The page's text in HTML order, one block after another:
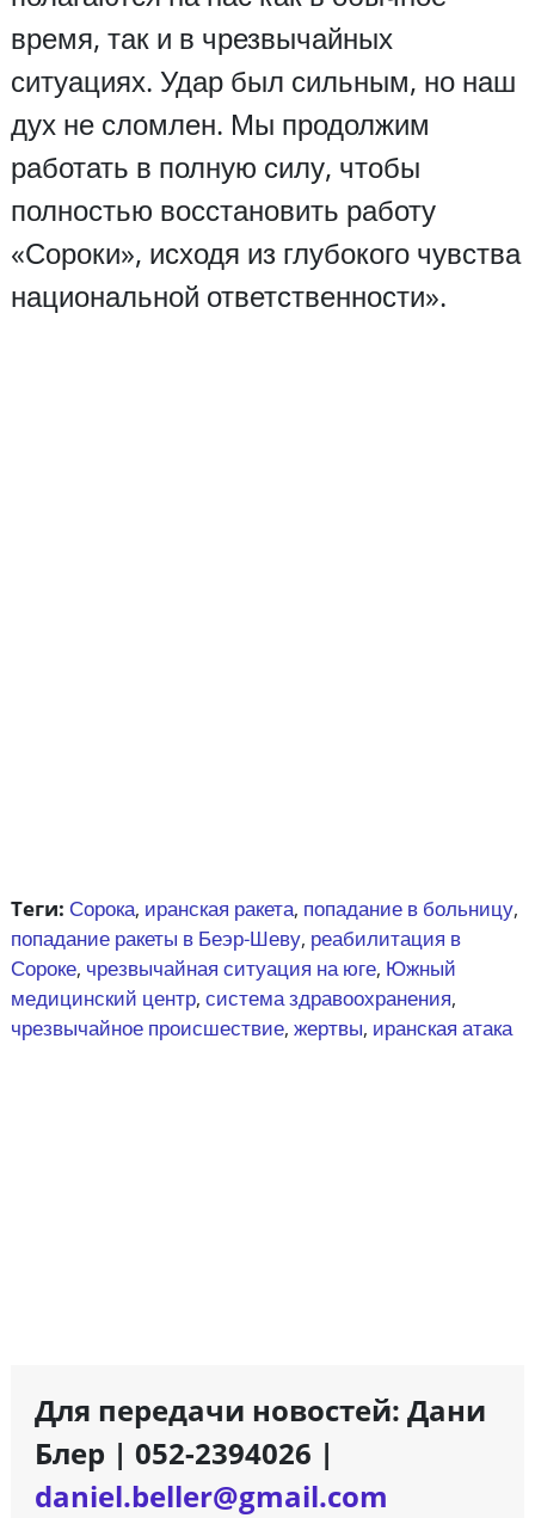
время, так и в чрезвычайных
ситуациях. Удар был сильным, но наш
дух не сломлен. Мы продолжим
работать в полную силу, чтобы
полностью восстановить работу
«Сороки», исходя из глубокого чувства
национальной ответственности».
Теги: Сорока, иранская ракета, попадание в больницу,
попадание ракеты в Беэр-Шеву, реабилитация в
Сороке, чрезвычайная ситуация на юге, Южный
медицинский центр, система здравоохранения,
чрезвычайное происшествие, жертвы, иранская атака
Для передачи новостей: Дани
Блер | 052-2394026 |
daniel.beller@gmail.com